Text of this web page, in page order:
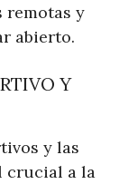
remotas y
abierto.
Y
y las
crucial a la